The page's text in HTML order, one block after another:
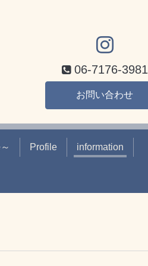
06-7176-3981
お問い合わせ
Profile information